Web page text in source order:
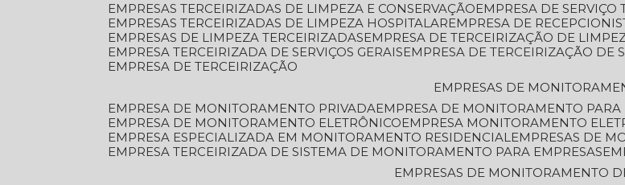
EMPRESAS TERCEIRIZADAS DE LIMPEZA E CONSERVAÇÃO
EMPRESA DE
EMPRESAS TERCEIRIZADAS DE LIMPEZA HOSPITALAR
EMPRESA DE
EMPRESAS DE LIMPEZA TERCEIRIZADAS
EMPRESA DE TERCEIRIZAÇÃO DE
EMPRESA TERCEIRIZADA DE SERVIÇOS GERAIS
EMPRESA DE TERCEIRIZAÇÃO DE
EMPRESA DE TERCEIRIZAÇÃO
EMPRESAS DE
EMPRESA DE MONITORAMENTO PRIVADA
EMPRESA DE MONITORAMENTO PARA
EMPRESA DE MONITORAMENTO ELETRÔNICO
EMPRESA MONITORAMENTO
EMPRESA ESPECIALIZADA EM MONITORAMENTO RESIDENCIAL
EMPRESAS DE
EMPRESA TERCEIRIZADA DE SISTEMA DE MONITORAMENTO PARA EMPRESAS
EMPRESAS DE MONITORAMENTO